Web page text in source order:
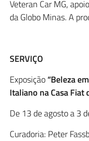
Veteran Car MG,
da Globo Minas. A
SERVIÇO
Exposição“Beleza
Italiano na Casa Fiat
De 13 de agosto a 3
Curadoria: Peter